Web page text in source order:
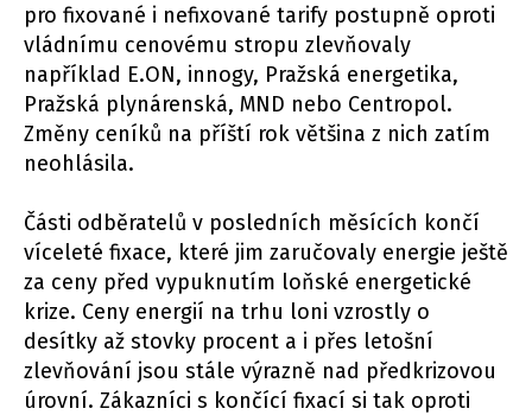
pro fixované i nefixované tarify postupně oproti
vládnímu cenovému stropu zlevňovaly
například E.ON, innogy, Pražská energetika,
Pražská plynárenská, MND nebo Centropol.
Změny ceníků na příští rok většina z nich zatím
neohlásila.
Části odběratelů v posledních měsících končí
víceleté fixace, které jim zaručovaly energie ještě
za ceny před vypuknutím loňské energetické
krize. Ceny energií na trhu loni vzrostly o
desítky až stovky procent a i přes letošní
zlevňování jsou stále výrazně nad předkrizovou
úrovní. Zákazníci s končící fixací si tak oproti